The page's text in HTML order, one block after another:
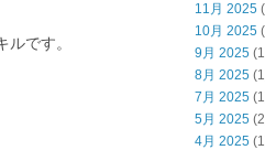
です。
11月 2025
10月 2025
9月 2025
8月 2025
7月 2025
5月 2025
4月 2025